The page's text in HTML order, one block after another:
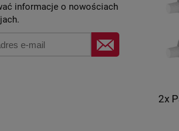
informacje o nowościach
2x